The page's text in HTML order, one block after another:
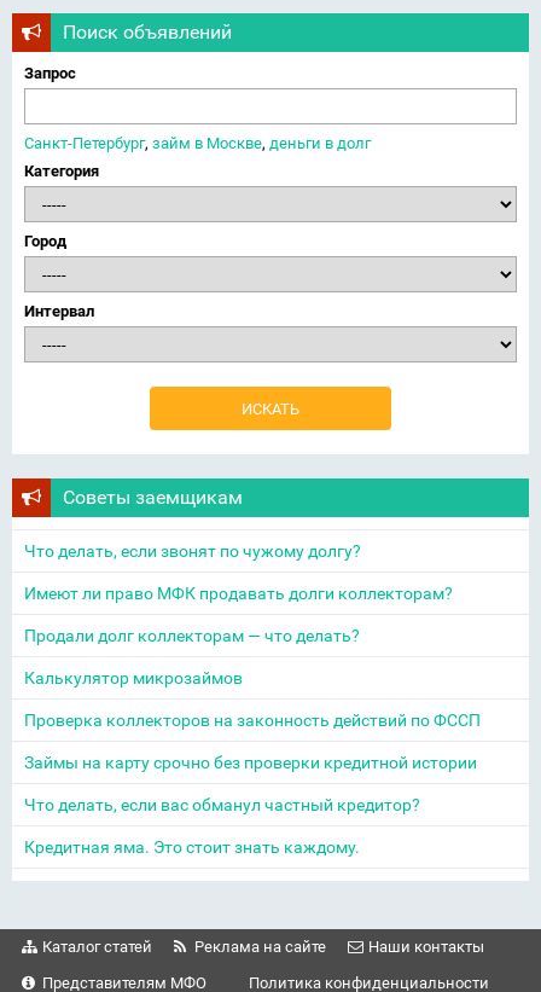
Поиск объявлений
Запрос
Санкт-Петербург, займ в Москве, деньги в долг
Категория
Город
Интервал
Советы заемщикам
Что делать, если звонят по чужому долгу?
Имеют ли право МФК продавать долги коллекторам?
Продали долг коллекторам — что делать?
Калькулятор микрозаймов
Проверка коллекторов на законность действий по ФССП
Займы на карту срочно без проверки кредитной истории
Что делать, если вас обманул частный кредитор?
Кредитная яма. Это стоит знать каждому.
Каталог статей Реклама на сайте
Наши контакты
Представителям МФО
Политика конфиденциальности